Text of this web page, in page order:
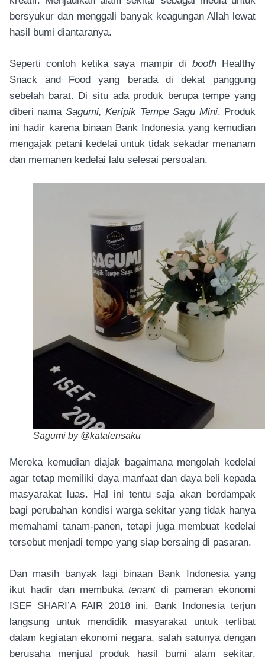
bersyukur dan menggali banyak keagungan Allah lewat
hasil bumi diantaranya.
Seperti contoh ketika saya mampir di booth Healthy
Snack and Food yang berada di dekat panggung
sebelah barat. Di situ ada produk berupa tempe yang
diberi nama Sagumi, Keripik Tempe Sagu Mini. Produk
ini hadir karena binaan Bank Indonesia yang kemudian
mengajak petani kedelai untuk tidak sekadar menanam
dan memanen kedelai lalu selesai persoalan.
Sagumi by @katalensaku
Mereka kemudian diajak bagaimana mengolah kedelai
agar tetap memiliki daya manfaat dan daya beli kepada
masyarakat luas. Hal ini tentu saja akan berdampak
bagi perubahan kondisi warga sekitar yang tidak hanya
memahami tanam-panen, tetapi juga membuat kedelai
tersebut menjadi tempe yang siap bersaing di pasaran.
Dan masih banyak lagi binaan Bank Indonesia yang
ikut hadir dan membukatenantdi pameran ekonomi
ISEF SHARI’A FAIR 2018 ini. Bank Indonesia terjun
langsung untuk mendidik masyarakat untuk terlibat
dalam kegiatan ekonomi negara, salah satunya dengan
berusaha menjual produk hasil bumi alam sekitar.